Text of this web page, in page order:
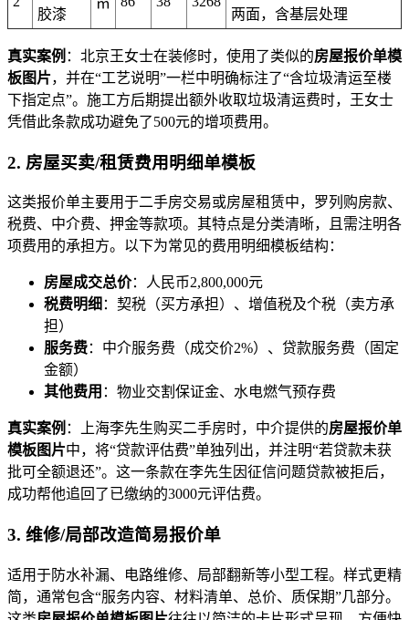
胶漆
㎡
两面，含基层处理
真实案例 ：北京王女士在装修时，使用了类似的房屋报价单模
板图片，并在“工艺说明”一栏中明确标注了“含垃圾清运至楼
下指定点”。施工方后期提出额外收取垃圾清运费时，王女士
凭借此条款成功避免了500元的增项费用。
2. 房屋买卖/租赁费用明细单模板
这类报价单主要用于二手房交易或房屋租赁中，罗列购房款、
税费、中介费、押金等款项。其特点是分类清晰，且需注明各
项费用的承担方。以下为常见的费用明细模板结构：
房屋成交总价：人民币2,800,000元
税费明细 ：契税（买方承担）、增值税及个税（卖方承
担）
服务费：中介服务费（成交价2%）、贷款服务费（固定
金额）
其他费用 ：物业交割保证金、水电燃气预存费
真实案例 ：上海李先生购买二手房时，中介提供的房屋报价单
模板图片中，将“贷款评估费”单独列出，并注明“若贷款未获
批可全额退还”。这一条款在李先生因征信问题贷款被拒后，
成功帮他追回了已缴纳的3000元评估费。
3. 维修/局部改造简易报价单
适用于防水补漏、电路维修、局部翻新等小型工程。样式更精
简，通常包含“服务内容、材料清单、总价、质保期”几部分。